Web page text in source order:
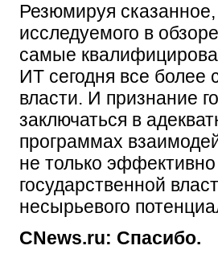
Резюмируя
исследуемого в
самые
ИТ сегодня все более
власти. И признание
заключаться в
программах
не только
государственной
несырьевого
CNews.ru: Спасибо.